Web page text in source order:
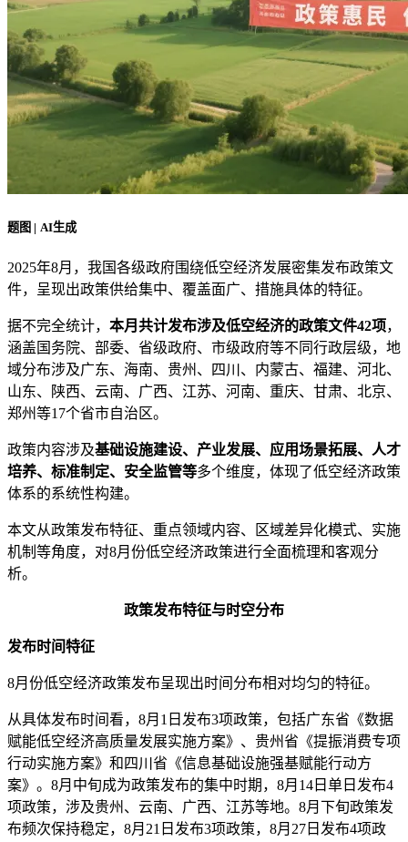
题图 | AI生成
2025年8月，我国各级政府围绕低空经济发展密集发布政策文
件，呈现出政策供给集中、覆盖面广、措施具体的特征。
据不完全统计， 本月共计发布涉及低空经济的政策文件42项，
涵盖国务院、部委、省级政府、市级政府等不同行政层级，地
域分布涉及广东、海南、贵州、四川、内蒙古、福建、河北、
山东、陕西、云南、广西、江苏、河南、重庆、甘肃、北京、
郑州等17个省市自治区。
政策内容涉及基础设施建设、产业发展、应用场景拓展、人才
培养、标准制定、安全监管等多个维度，体现了低空经济政策
体系的系统性构建。
本文从政策发布特征、重点领域内容、区域差异化模式、实施
机制等角度，对8月份低空经济政策进行全面梳理和客观分
析。
政策发布特征与时空分布
发布时间特征
8月份低空经济政策发布呈现出时间分布相对均匀的特征。
从具体发布时间看，8月1日发布3项政策，包括广东省《数据
赋能低空经济高质量发展实施方案》、贵州省《提振消费专项
行动实施方案》和四川省《信息基础设施强基赋能行动方
案》。8月中旬成为政策发布的集中时期，8月14日单日发布4
项政策，涉及贵州、云南、广西、江苏等地。8月下旬政策发
布频次保持稳定，8月21日发布3项政策，8月27日发布4项政